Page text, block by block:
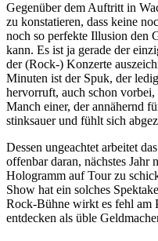
Gegenüber dem Auftritt in
zu konstatieren, dass keine
noch so perfekte Illusion den
kann. Es ist ja gerade der
der (Rock-) Konzerte
Minuten ist der Spuk, der
hervorruft, auch schon
Manch einer, der annähernd
stinksauer und fühlt sich
Dessen ungeachtet arbeitet
offenbar daran, nächstes Jahr
Hologramm auf Tour zu
Show hat ein solches
Rock-Bühne wirkt es fehl am
entdecken als üble